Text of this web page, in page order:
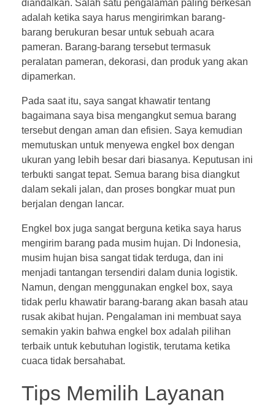
diandalkan. Salah satu pengalaman paling berkesan
adalah ketika saya harus mengirimkan barang-
barang berukuran besar untuk sebuah acara
pameran. Barang-barang tersebut termasuk
peralatan pameran, dekorasi, dan produk yang akan
dipamerkan.
Pada saat itu, saya sangat khawatir tentang
bagaimana saya bisa mengangkut semua barang
tersebut dengan aman dan efisien. Saya kemudian
memutuskan untuk menyewa engkel box dengan
ukuran yang lebih besar dari biasanya. Keputusan ini
terbukti sangat tepat. Semua barang bisa diangkut
dalam sekali jalan, dan proses bongkar muat pun
berjalan dengan lancar.
Engkel box juga sangat berguna ketika saya harus
mengirim barang pada musim hujan. Di Indonesia,
musim hujan bisa sangat tidak terduga, dan ini
menjadi tantangan tersendiri dalam dunia logistik.
Namun, dengan menggunakan engkel box, saya
tidak perlu khawatir barang-barang akan basah atau
rusak akibat hujan. Pengalaman ini membuat saya
semakin yakin bahwa engkel box adalah pilihan
terbaik untuk kebutuhan logistik, terutama ketika
cuaca tidak bersahabat.
Tips Memilih Layanan